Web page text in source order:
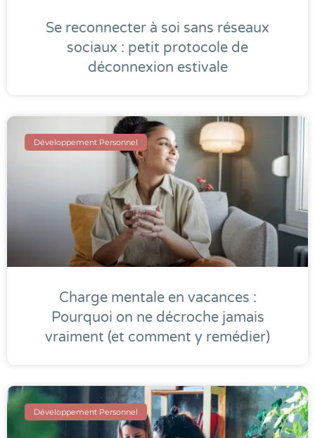
Se reconnecter à soi sans réseaux
sociaux : petit protocole de
déconnexion estivale
Développement Personnel
Charge mentale en vacances :
Pourquoi on ne décroche jamais
vraiment (et comment y remédier)
Développement Personnel